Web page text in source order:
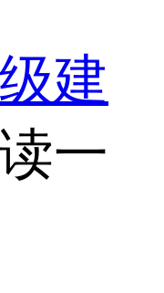
建
一